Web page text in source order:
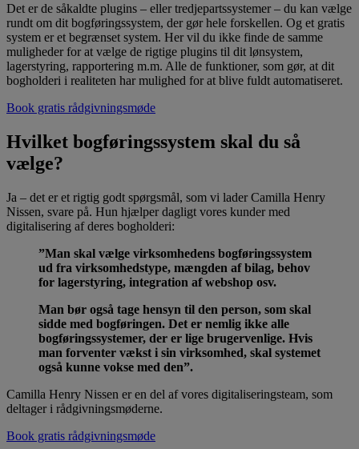
Det er de såkaldte plugins – eller tredjepartssystemer – du kan vælge
rundt om dit bogføringssystem, der gør hele forskellen. Og et gratis
system er et begrænset system. Her vil du ikke finde de samme
muligheder for at vælge de rigtige plugins til dit lønsystem,
lagerstyring, rapportering m.m. Alle de funktioner, som gør, at dit
bogholderi i realiteten har mulighed for at blive fuldt automatiseret.
Book gratis rådgivningsmøde
Hvilket bogføringssystem skal du så
vælge?
Ja – det er et rigtig godt spørgsmål, som vi lader Camilla Henry
Nissen, svare på. Hun hjælper dagligt vores kunder med
digitalisering af deres bogholderi:
”Man skal vælge virksomhedens bogføringssystem
ud fra virksomhedstype, mængden af bilag, behov
for lagerstyring, integration af webshop osv.
Man bør også tage hensyn til den person, som skal
sidde med bogføringen. Det er nemlig ikke alle
bogføringssystemer, der er lige brugervenlige. Hvis
man forventer vækst i sin virksomhed, skal systemet
også kunne vokse med den”.
Camilla Henry Nissen er en del af vores digitaliseringsteam, som
deltager i rådgivningsmøderne.
Book gratis rådgivningsmøde